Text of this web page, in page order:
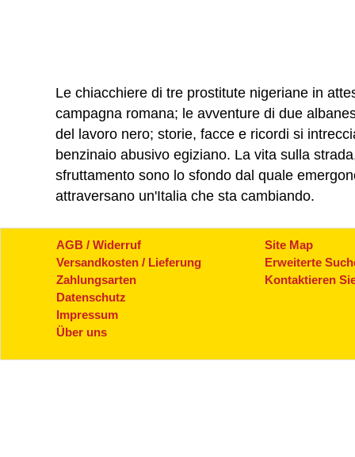
Le chiacchiere di tre prostitute nigeriane in
campagna romana; le avventure di due
del lavoro nero; storie, facce e ricordi si
benzinaio abusivo egiziano. La vita sulla
sfruttamento sono lo sfondo dal quale
attraversano un'Italia che sta cambiando.
AGB / Widerruf
Versandkosten / Lieferung
Zahlungsarten
Datenschutz
Impressum
Über uns
Site Map
Erweiterte
Kontaktieren